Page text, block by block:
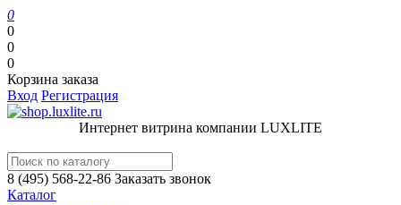
0
0
0
0
Корзина заказа
Вход Регистрация
Интернет витрина компании LUXLITE
8 (495) 568-22-86 Заказать звонок
Каталог